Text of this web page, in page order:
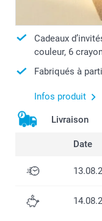
Cadeaux
couleur, 6
Fabriqués à
Infos produit
Livraison
Date